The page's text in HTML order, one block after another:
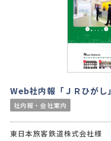
Web社内報「ＪＲひがし」
社内報・会社案内
東日本旅客鉄道株式会社様